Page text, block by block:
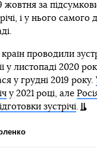
жовтня за
і у нього
проводили
у листопаді 2020
у грудні 2019 року.
у 2021 році, але
зустрічі.